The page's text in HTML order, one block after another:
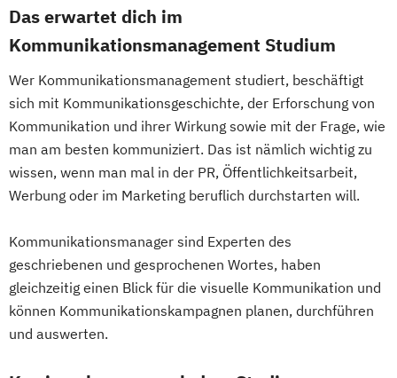
Das erwartet dich im
Kommunikationsmanagement Studium
Wer Kommunikationsmanagement studiert, beschäftigt
sich mit Kommunikationsgeschichte, der Erforschung von
Kommunikation und ihrer Wirkung sowie mit der Frage, wie
man am besten kommuniziert. Das ist nämlich wichtig zu
wissen, wenn man mal in der PR, Öffentlichkeitsarbeit,
Werbung oder im Marketing beruflich durchstarten will.
Kommunikationsmanager sind Experten des
geschriebenen und gesprochenen Wortes, haben
gleichzeitig einen Blick für die visuelle Kommunikation und
können Kommunikationskampagnen planen, durchführen
und auswerten.